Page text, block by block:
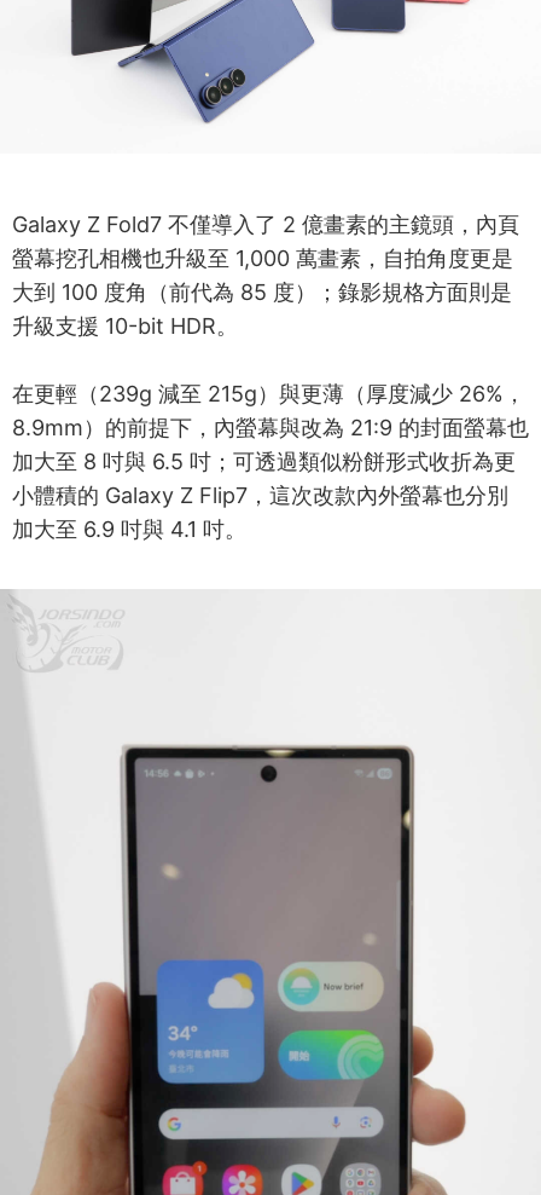
Galaxy Z Fold7 不僅導入了 2 億畫素的主鏡頭，內頁
螢幕挖孔相機也升級至 1,000 萬畫素，自拍角度更是
大到 100 度角（前代為 85 度）；錄影規格方面則是
升級支援 10-bit HDR。
在更輕（239g 減至 215g）與更薄（厚度減少 26%，
8.9mm）的前提下，內螢幕與改為 21:9 的封面螢幕也
加大至 8 吋與 6.5 吋；可透過類似粉餅形式收折為更
小體積的 Galaxy Z Flip7，這次改款內外螢幕也分別
加大至 6.9 吋與 4.1 吋。